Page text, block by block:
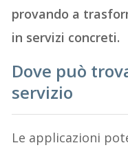
provando a
in servizi concreti.
Dove può
servizio
Le applicazioni